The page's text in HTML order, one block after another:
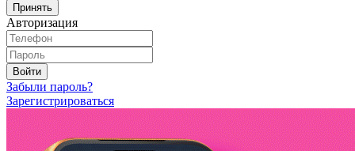
Принять
Авторизация
Войти
Забыли пароль?
Зарегистрироваться